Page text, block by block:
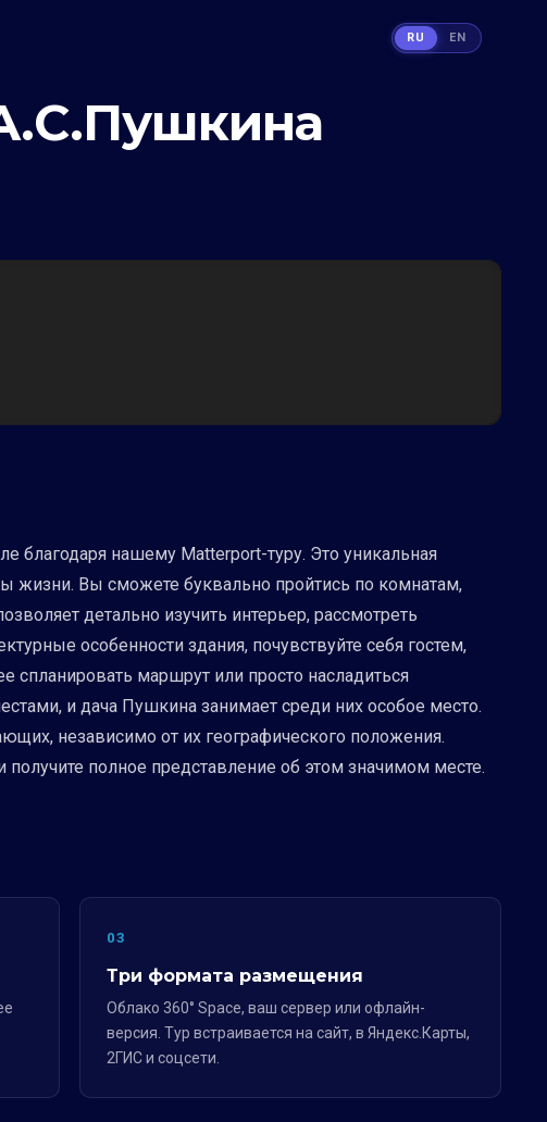
благодаря нашему Matterport-туру. Это уникальная
жизни. Вы сможете буквально пройтись по комнатам,
детально изучить интерьер, рассмотреть
особенности здания, почувствуйте себя гостем,
маршрут или просто насладиться
и дача Пушкина занимает среди них особое место.
независимо от их географического положения.
полное представление об этом значимом месте.
03
Три формата размещения
Облако 360° Space, ваш сервер или офлайн-
версия. Тур встраивается на сайт, в Яндекс.Карты,
2ГИС и соцсети.
RU EN